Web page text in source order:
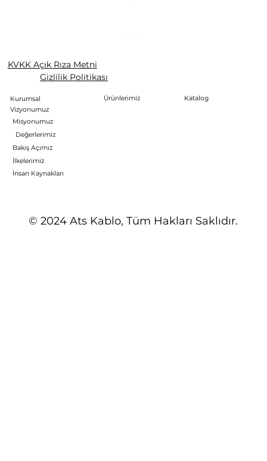
KVKK Açık Rıza Metni
Gizlilik Politikası
Kurumsal
Vizyonumuz
Ürünlerimiz Katalog
Misyonumuz
Değerlerimiz
İlkelerimiz
İnsan Kaynakları
Bakış Açımız
© 2024 Ats Kablo, Tüm Hakları Saklıdır.